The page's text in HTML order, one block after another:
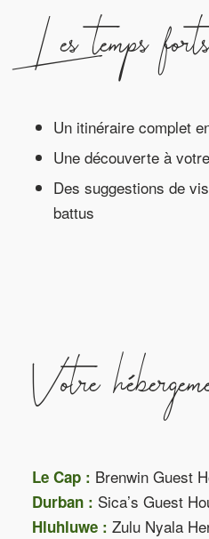
Les temps
Un itinéraire complet
Une découverte à
Des suggestions de
battus
Votre
Le Cap : Brenwin Guest
Durban : Sica’s Guest
Hluhluwe : Zulu Nyala